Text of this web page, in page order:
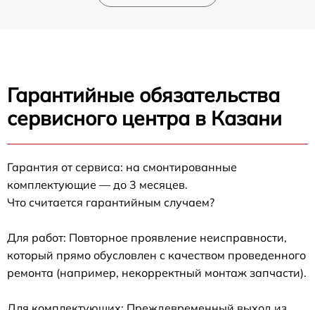
Гарантийные обязательства
сервисного центра в Казани
Гарантия от сервиса: на смонтированные
комплектующие — до 3 месяцев.
Что считается гарантийным случаем?
Для работ: Повторное проявление неисправности,
который прямо обусловлен с качеством проведенного
ремонта (например, некорректный монтаж запчасти).